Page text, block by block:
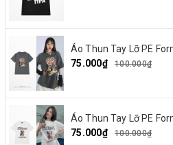
75.000₫
100.000₫
75.000₫
100.000₫